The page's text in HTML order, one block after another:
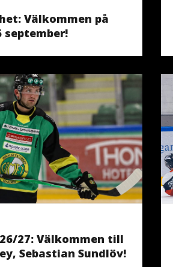
Välkommen på
september!
27: Välkommen till
Sebastian Sundlöv!